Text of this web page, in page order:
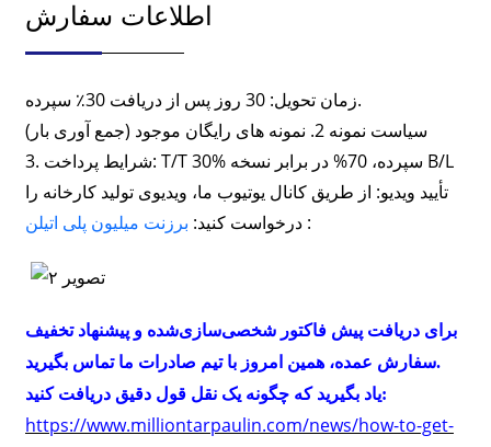
اطلاعات سفارش
زمان تحویل: 30 روز پس از دریافت 30٪ سپرده.
سیاست نمونه 2. نمونه های رایگان موجود (جمع آوری بار)
3. شرایط پرداخت: T/T 30% سپرده، 70% در برابر نسخه B/L
تأیید ویدیو: از طریق کانال یوتیوب ما، ویدیوی تولید کارخانه را
درخواست کنید: برزنت میلیون پلی اتیلن :
برای دریافت پیش فاکتور شخصی‌سازی‌شده و پیشنهاد تخفیف
سفارش عمده، همین امروز با تیم صادرات ما تماس بگیرید.
یاد بگیرید که چگونه یک نقل قول دقیق دریافت کنید:
https://www.milliontarpaulin.com/news/how-to-get-